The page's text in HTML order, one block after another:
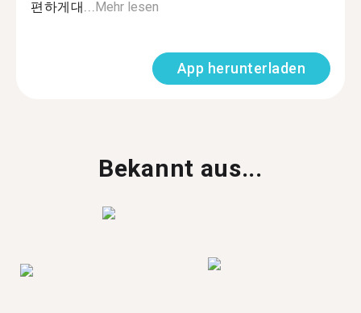
편하게대...Mehr lesen
App herunterladen
Bekannt aus...